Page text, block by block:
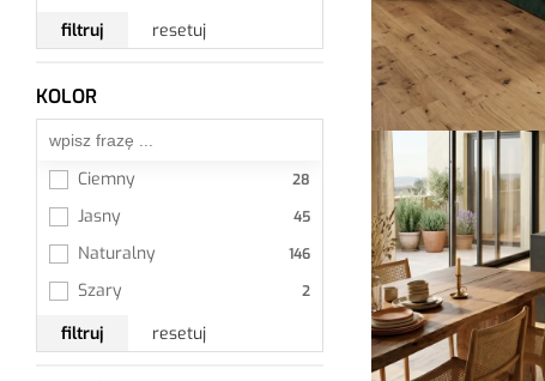
Cottage 260
Cottage 300
Cottage Herringbone
Da Capo
Decor Line
Deska Holzfloors
Farm
Fauna
Flora
filtruj
resetuj
KOLOR
Ciemny
Jasny
Naturalny
Szary
filtruj
resetuj